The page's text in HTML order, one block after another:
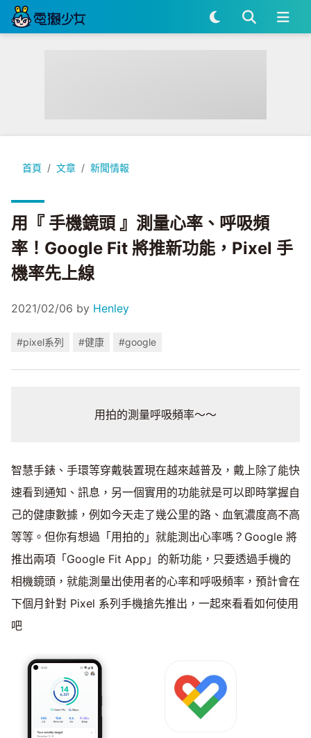
首頁 文章 新聞情報
用『 手機鏡頭 』測量心率、呼吸頻率！Google Fit 將推新功能
用『 手機鏡頭 』測量心率、呼吸頻
率！Google Fit 將推新功能，Pixel 手
機率先上線
2021/02/06 by Henley
#pixel系列 #健康 #google
用拍的測量呼吸頻率～～
智慧手錶、手環等穿戴裝置現在越來越普及，戴上除了能快
速看到通知、訊息，另一個實用的功能就是可以即時掌握自
己的健康數據，例如今天走了幾公里的路、血氧濃度高不高
等等。但你有想過「用拍的」就能測出心率嗎？Google 將
推出兩項「Google Fit App」的新功能，只要透過手機的
相機鏡頭，就能測量出使用者的心率和呼吸頻率，預計會在
下個月針對 Pixel 系列手機搶先推出，一起來看看如何使用
吧